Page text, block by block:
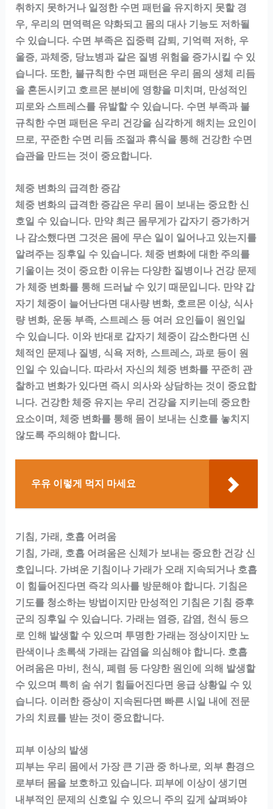
취하지 못하거나 일정한 수면 패턴을 유지하지 못할 경
우, 우리의 면역력은 약화되고 몸의 대사 기능도 저하될
수 있습니다. 수면 부족은 집중력 감퇴, 기억력 저하, 우
울증, 과체중, 당뇨병과 같은 질병 위험을 증가시킬 수 있
습니다. 또한, 불규칙한 수면 패턴은 우리 몸의 생체 리듬
을 혼돈시키고 호르몬 분비에 영향을 미치며, 만성적인
피로와 스트레스를 유발할 수 있습니다. 수면 부족과 불
규칙한 수면 패턴은 우리 건강을 심각하게 해치는 요인이
므로, 꾸준한 수면 리듬 조절과 휴식을 통해 건강한 수면
습관을 만드는 것이 중요합니다.
체중 변화의 급격한 증감
체중 변화의 급격한 증감은 우리 몸이 보내는 중요한 신
호일 수 있습니다. 만약 최근 몸무게가 갑자기 증가하거
나 감소했다면 그것은 몸에 무슨 일이 일어나고 있는지를
알려주는 징후일 수 있습니다. 체중 변화에 대한 주의를
기울이는 것이 중요한 이유는 다양한 질병이나 건강 문제
가 체중 변화를 통해 드러날 수 있기 때문입니다. 만약 갑
자기 체중이 늘어난다면 대사량 변화, 호르몬 이상, 식사
량 변화, 운동 부족, 스트레스 등 여러 요인들이 원인일
수 있습니다. 이와 반대로 갑자기 체중이 감소한다면 신
체적인 문제나 질병, 식욕 저하, 스트레스, 과로 등이 원
인일 수 있습니다. 따라서 자신의 체중 변화를 꾸준히 관
찰하고 변화가 있다면 즉시 의사와 상담하는 것이 중요합
니다. 건강한 체중 유지는 우리 건강을 지키는데 중요한
요소이며, 체중 변화를 통해 몸이 보내는 신호를 놓치지
않도록 주의해야 합니다.
우유 이렇게 먹지 마세요
기침, 가래, 호흡 어려움
기침, 가래, 호흡 어려움은 신체가 보내는 중요한 건강 신
호입니다. 가벼운 기침이나 가래가 오래 지속되거나 호흡
이 힘들어진다면 즉각 의사를 방문해야 합니다. 기침은
기도를 청소하는 방법이지만 만성적인 기침은 기침 증후
군의 징후일 수 있습니다. 가래는 염증, 감염, 천식 등으
로 인해 발생할 수 있으며 투명한 가래는 정상이지만 노
란색이나 초록색 가래는 감염을 의심해야 합니다. 호흡
어려움은 마비, 천식, 폐렴 등 다양한 원인에 의해 발생할
수 있으며 특히 숨 쉬기 힘들어진다면 응급 상황일 수 있
습니다. 이러한 증상이 지속된다면 빠른 시일 내에 전문
가의 치료를 받는 것이 중요합니다.
피부 이상의 발생
피부는 우리 몸에서 가장 큰 기관 중 하나로, 외부 환경으
로부터 몸을 보호하고 있습니다. 피부에 이상이 생기면
내부적인 문제의 신호일 수 있으니 주의 깊게 살펴봐야